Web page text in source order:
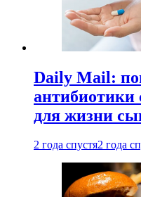
Daily Mail:
антибиотики
для жизни
2 года спустя2 года